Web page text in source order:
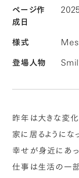
ページ作
成日
様式
登場人物
昨年は大きな変
家に居るようにな
幸せが身近にあっ
仕事は生活の一部